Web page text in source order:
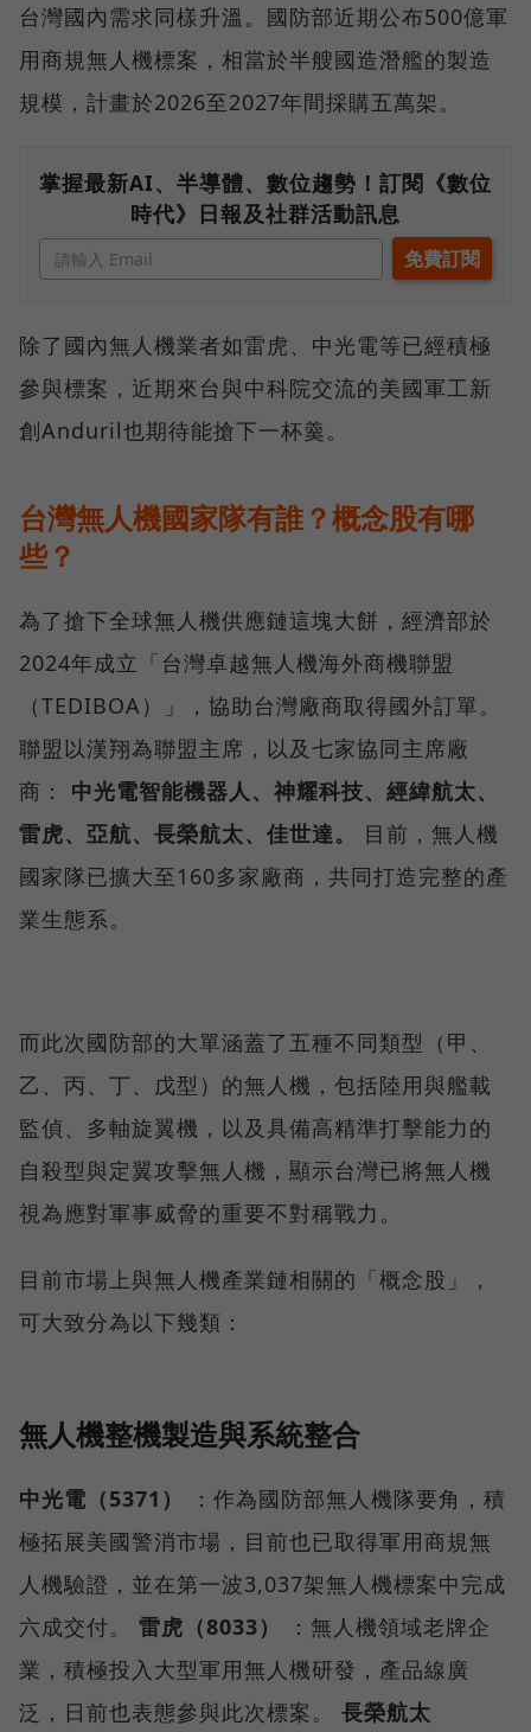
台灣國內需求同樣升溫。國防部近期公布500億軍
用商規無人機標案，相當於半艘國造潛艦的製造
規模，計畫於2026至2027年間採購五萬架。
掌握最新AI、半導體、數位趨勢！訂閱《數位
時代》日報及社群活動訊息
除了國內無人機業者如雷虎、中光電等已經積極
參與標案，近期來台與中科院交流的美國軍工新
創Anduril也期待能搶下一杯羹。
台灣無人機國家隊有誰？概念股有哪
些？
為了搶下全球無人機供應鏈這塊大餅，經濟部於
2024年成立「台灣卓越無人機海外商機聯盟
（TEDIBOA）」，協助台灣廠商取得國外訂單。
聯盟以漢翔為聯盟主席，以及七家協同主席廠
商： 中光電智能機器人、神耀科技、經緯航太、
雷虎、亞航、長榮航太、佳世達。
目前，無人機
國家隊已擴大至160多家廠商，共同打造完整的產
業生態系。
而此次國防部的大單涵蓋了五種不同類型（甲、
乙、丙、丁、戊型）的無人機，包括陸用與艦載
監偵、多軸旋翼機，以及具備高精準打擊能力的
自殺型與定翼攻擊無人機，顯示台灣已將無人機
視為應對軍事威脅的重要不對稱戰力。
目前市場上與無人機產業鏈相關的「概念股」，
可大致分為以下幾類：
無人機整機製造與系統整合
中光電（5371）
：作為國防部無人機隊要角，積
極拓展美國警消市場，目前也已取得軍用商規無
人機驗證，並在第一波3,037架無人機標案中完成
六成交付。 雷虎（8033）
：無人機領域老牌企
業，積極投入大型軍用無人機研發，產品線廣
泛，日前也表態參與此次標案。 長榮航太